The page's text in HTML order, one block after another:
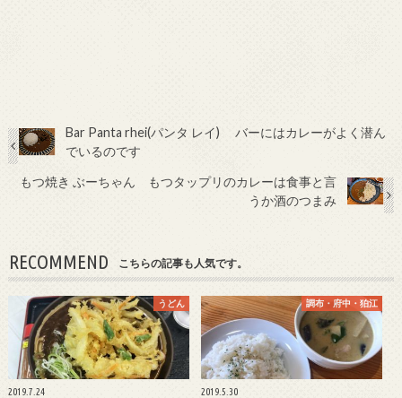
Bar Panta rhei(パンタ レイ) バーにはカレーがよく潜ん
でいるのです
もつ焼き ぶーちゃん もつタップリのカレーは食事と言
うか酒のつまみ
RECOMMEND こちらの記事も人気です。
うどん
2019.7.24
調布・府中・狛江
2019.5.30